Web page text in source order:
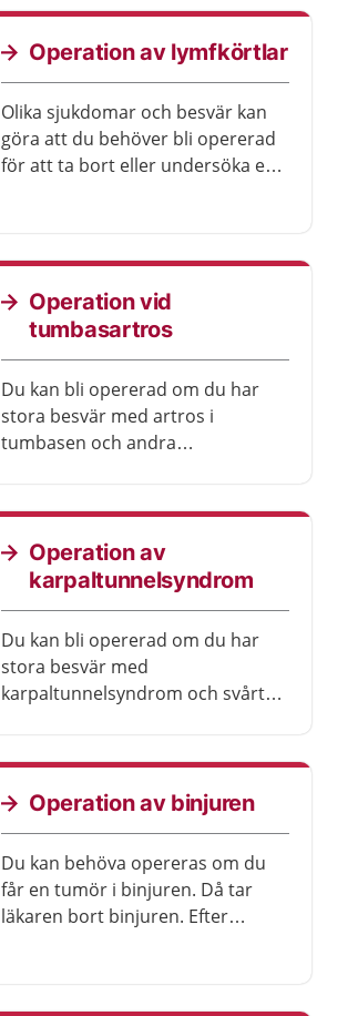
Barn som har besvär med detta
kan opereras.
Operation av lymfkörtlar
Olika sjukdomar och besvär kan
göra att du behöver bli opererad
för att ta bort eller undersöka en
Operation vid
tumbasartros
Du kan bli opererad om du har
stora besvär med artros i
tumbasen och andra
operationen.
Operation av
karpaltunnelsyndrom
Du kan bli opererad om du har
stora besvär med
karpaltunnelsyndrom och svårt
Operation av binjuren
Du kan behöva opereras om du
får en tumör i binjuren. Då tar
läkaren bort binjuren. Efter